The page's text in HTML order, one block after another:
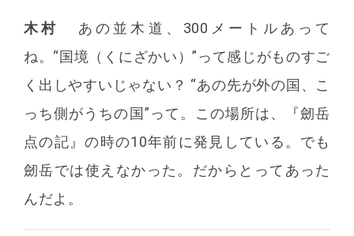
木村
あの並木道、300メートルあって
ね。“国境（くにざかい）”って感じがものすご
く出しやすいじゃない？ “あの先が外の国、こ
っち側がうちの国”って。この場所は、『劒岳
点の記』の時の10年前に発見している。でも
劒岳では使えなかった。だからとってあった
んだよ。